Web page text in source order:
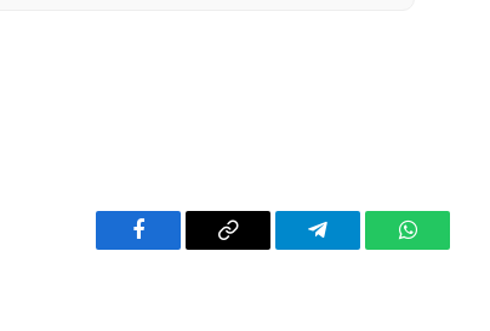
Facebook Copy
Telegram WhatsApp